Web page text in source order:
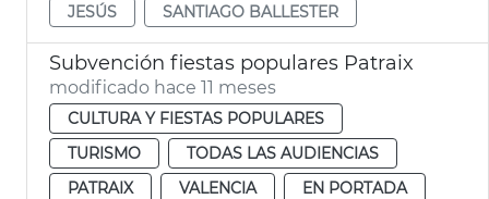
JESÚS
SANTIAGO BALLESTER
Subvención fiestas populares Patraix
modificado hace 11 meses
CULTURA Y FIESTAS POPULARES
TURISMO
TODAS LAS AUDIENCIAS
PATRAIX
VALENCIA
EN PORTADA